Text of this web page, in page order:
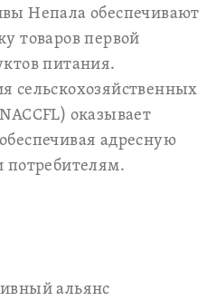
Непала обеспечивают
товаров первой
питания.
сельскохозяйственных
оказывает
адресную
потребителям.
альянс